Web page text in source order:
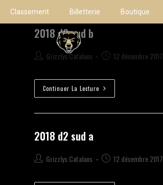
Classement Billetterie Boutique
2018 d2 sud b
Grizzlys Catalans 12 décembre 2017
Continuer La Lecture
2018 d2 sud a
Grizzlys Catalans 12 décembre 2017